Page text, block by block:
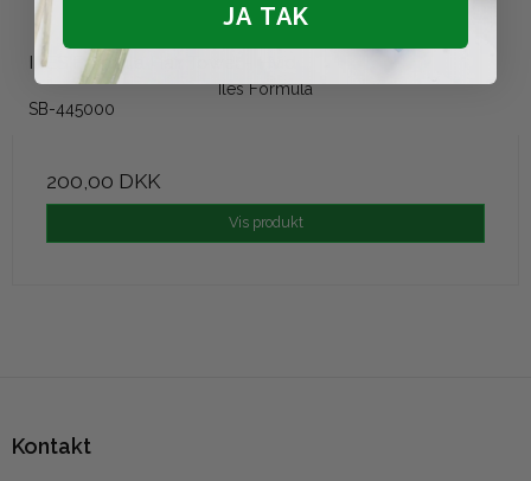
ILES Formula Hair Towel - Hvid
Iles Formula
SB-445000
200,00 DKK
Vis produkt
Kontakt
JA TAK